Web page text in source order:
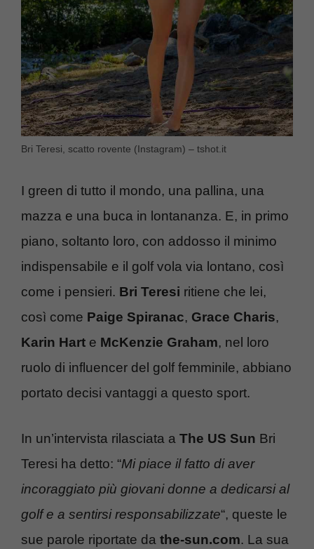
Bri Teresi, scatto rovente (Instagram) – tshot.it
I green di tutto il mondo, una pallina, una
mazza e una buca in lontananza. E, in primo
piano, soltanto loro, con addosso il minimo
indispensabile e il golf vola via lontano, così
come i pensieri. Bri Teresi ritiene che lei,
così come Paige Spiranac, Grace Charis,
Karin Hart e McKenzie Graham, nel loro
ruolo di influencer del golf femminile, abbiano
portato decisi vantaggi a questo sport.
In un’intervista rilasciata a The US Sun Bri
Teresi ha detto: “Mi piace il fatto di aver
incoraggiato più giovani donne a dedicarsi al
golf e a sentirsi responsabilizzate“, queste le
sue parole riportate da the-sun.com. La sua